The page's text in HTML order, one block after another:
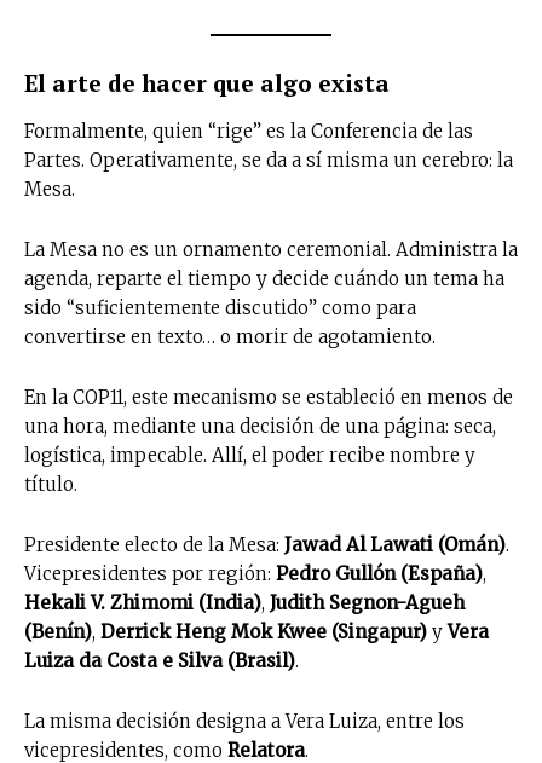
El arte de hacer que algo exista
Formalmente, quien “rige” es la Conferencia de las
Partes. Operativamente, se da a sí misma un cerebro: la
Mesa.
La Mesa no es un ornamento ceremonial. Administra la
agenda, reparte el tiempo y decide cuándo un tema ha
sido “suficientemente discutido” como para
convertirse en texto… o morir de agotamiento.
En la COP11, este mecanismo se estableció en menos de
una hora, mediante una decisión de una página: seca,
logística, impecable. Allí, el poder recibe nombre y
título.
Presidente electo de la Mesa: Jawad Al Lawati (Omán).
Vicepresidentes por región: Pedro Gullón (España),
Hekali V. Zhimomi (India), Judith Segnon-Agueh
(Benín), Derrick Heng Mok Kwee (Singapur) yVera
Luiza da Costa e Silva (Brasil).
La misma decisión designa a Vera Luiza, entre los
vicepresidentes, como Relatora.